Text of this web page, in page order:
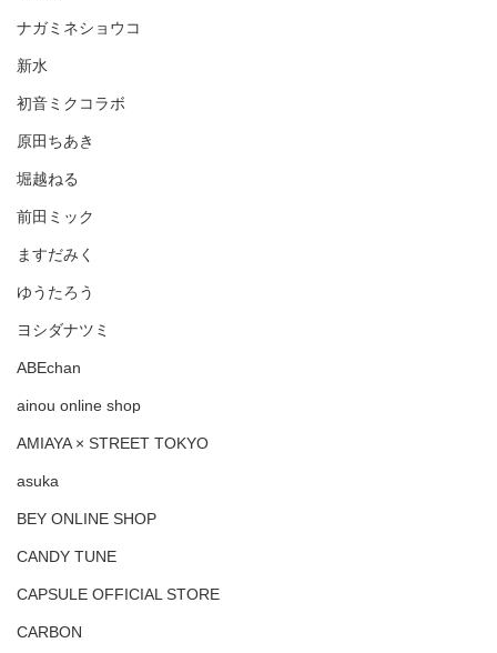
ナガミネショウコ
新水
初音ミクコラボ
原田ちあき
堀越ねる
前田ミック
ますだみく
ゆうたろう
ヨシダナツミ
ABEchan
ainou online shop
AMIAYA × STREET TOKYO
asuka
BEY ONLINE SHOP
CANDY TUNE
CAPSULE OFFICIAL STORE
CARBON